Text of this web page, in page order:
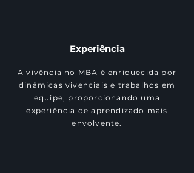
Experiência
A vivência no MBA é enriquecida por
dinâmicas vivenciais e trabalhos em
equipe, proporcionando uma
experiência de aprendizado mais
envolvente.